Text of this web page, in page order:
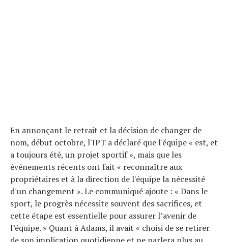
En annonçant le retrait et la décision de changer de
nom, début octobre, l'IPT a déclaré que l'équipe « est, et
a toujours été, un projet sportif », mais que les
événements récents ont fait « reconnaître aux
propriétaires et à la direction de l'équipe la nécessité
d'un changement ». Le communiqué ajoute : « Dans le
sport, le progrès nécessite souvent des sacrifices, et
cette étape est essentielle pour assurer l’avenir de
l’équipe. » Quant à Adams, il avait « choisi de se retirer